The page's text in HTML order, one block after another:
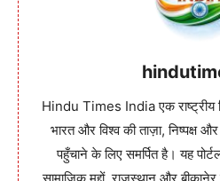
Hindu Times India एक राष्ट्रीय
भारत और विश्व की ताज़ा, निष्पक्ष
पहुँचाने के लिए समर्पित है। यह